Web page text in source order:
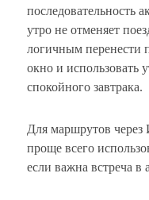
последовательность
утро не отменяет
логичным перенести
окно и использовать
спокойного завтрака.
Для маршрутов через
проще всего
если важна встреча в